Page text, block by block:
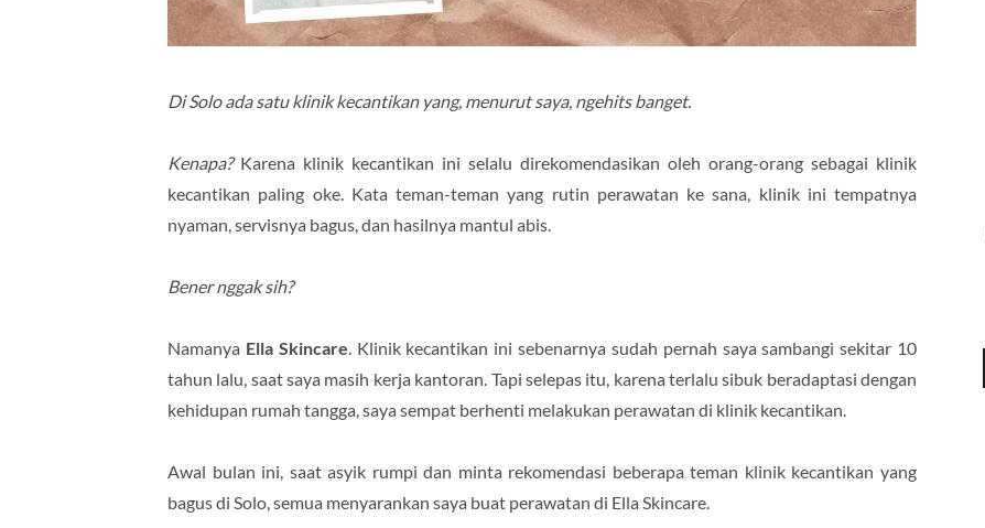
Di Solo ada satu klinik kecantikan yang, menurut saya, ngehits banget.
Kenapa?Karena klinik kecantikan ini selalu direkomendasikan oleh orang-orang sebagai klinik
kecantikan paling oke. Kata teman-teman yang rutin perawatan ke sana, klinik ini tempatnya
nyaman, servisnya bagus, dan hasilnya mantul abis.
Bener nggak sih?
Namanya Ella Skincare . Klinik kecantikan ini sebenarnya sudah pernah saya sambangi sekitar 10
tahun lalu, saat saya masih kerja kantoran. Tapi selepas itu, karena terlalu sibuk beradaptasi dengan
kehidupan rumah tangga, saya sempat berhenti melakukan perawatan di klinik kecantikan.
Awal bulan ini, saat asyik rumpi dan minta rekomendasi beberapa teman klinik kecantikan yang
bagus di Solo, semua menyarankan saya buat perawatan di Ella Skincare.